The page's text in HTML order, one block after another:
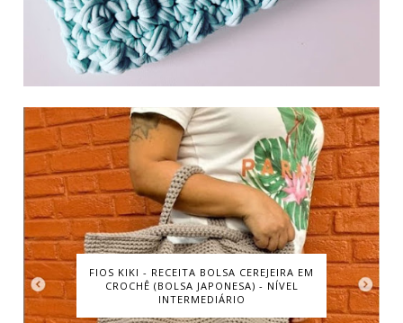
FIOS KIKI - RECEITA BOLSA CEREJEIRA EM
CROCHÊ (BOLSA JAPONESA) - NÍVEL
INTERMEDIÁRIO